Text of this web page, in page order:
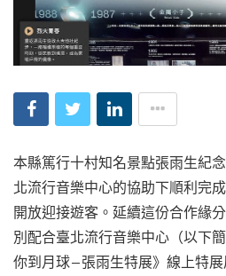
本縣篤行十村知名景點張雨生紀
北流行音樂中心的協助下順利完
開放迎接遊客。延續這份合作緣
別配合臺北流行音樂中心（以下
你到月球—張雨生特展》線上特